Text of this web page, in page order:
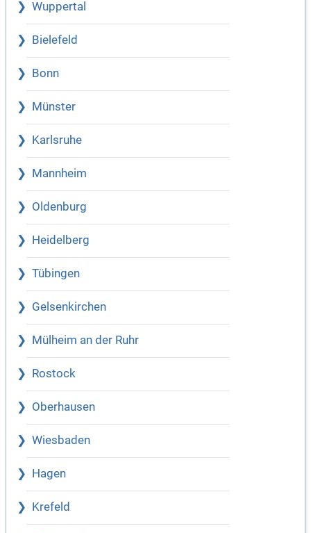
Wuppertal
Bielefeld
Bonn
Münster
Karlsruhe
Mannheim
Oldenburg
Heidelberg
Tübingen
Gelsenkirchen
Mülheim an der Ruhr
Rostock
Oberhausen
Wiesbaden
Hagen
Krefeld